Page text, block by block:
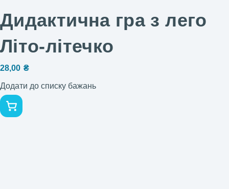
Дидактична гра з лего
Літо-літечко
28,00 ₴
Додати до списку бажань